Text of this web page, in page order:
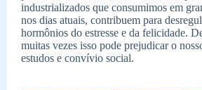
industrializados que consumimos em
nos dias atuais, contribuem para
hormônios do estresse e da felicidade.
muitas vezes isso pode prejudicar o
estudos e convívio social.